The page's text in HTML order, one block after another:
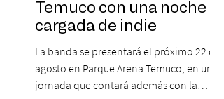
Temuco con una noche
cargada de indie
La banda se presentará el próximo 22 de
agosto en Parque Arena Temuco, en una
jornada que contará además con la